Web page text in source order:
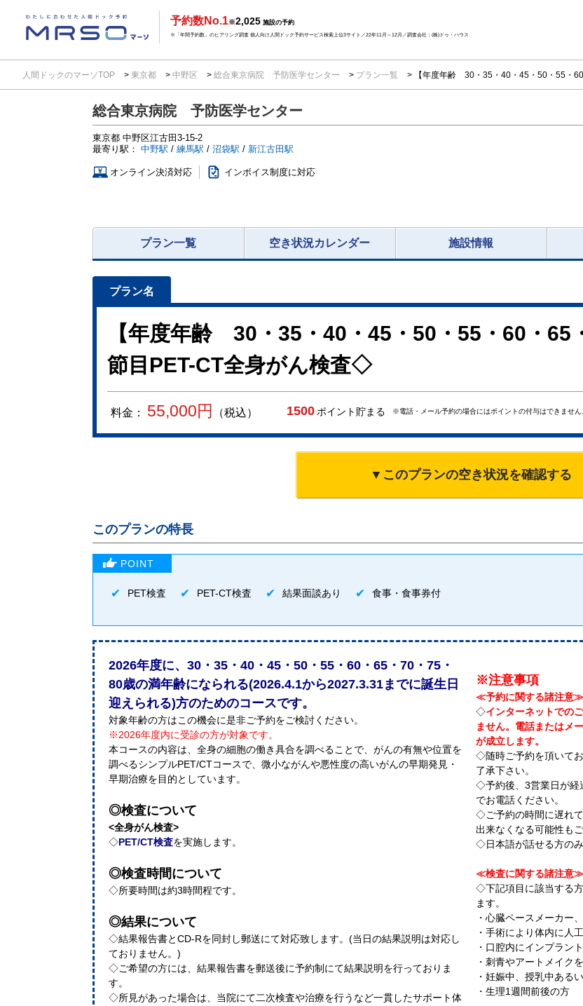
予約数No.1※2,025 施設の予約
※「年間予約数」のヒアリング調査 個人向け人間ドック予約サービス検索上位3サイト／22年11月～12月／調査会社：(株)ドゥ・ハウス
人間ドックのマーソTOP 東京都 中野区 総合東京病院 予防医学センター プラン一覧 【年度年齢 30・35・40・45・50・55・
総合東京病院 予防医学センター
東京都 中野区江古田3-15-2
最寄り駅： 中野駅 / 練馬駅 / 沼袋駅 / 新江古田駅
オンライン決済対応 インボイス制度に対応
プラン一覧 空き状況カレンダー 施設情報
【年度年齢 30・35・40・45・50・55・60・
節目PET-CT全身がん検査◇
料金： 55,000円 （税込） 1500 ポイント貯まる ※電話・メール予約の場合にはポイントの付与はできません
▼このプランの空き状況を確認する
このプランの特長
PET検査 PET-CT検査 結果面談あり 食事・食事券付
2026年度に、30・35・40・45・50・55・60・65・70・75・
80歳の満年齢になられる(2026.4.1から2027.3.31までに誕生日
迎えられる)方のためのコースです。
対象年齢の方はこの機会に是非ご予約をご検討ください。
※2026年度内に受診の方が対象です。
本コースの内容は、全身の細胞の働き具合を調べることで、がんの有無や位置を
調べるシンプルPET/CTコースで、微小ながんや悪性度の高いがんの早期発見・
早期治療を目的としています。
◎検査について
<全身がん検査>
◇PET/CT検査を実施します。
◎検査時間について
◇所要時間は約3時間程です。
◎結果について
◇結果報告書とCD-Rを同封し郵送にて対応致します。(当日の結果説明は対応し
ておりません。)
◇ご希望の方には、結果報告書を郵送後に予約制にて結果説明を行っておりま
す。
◇所見があった場合は、当院にて二次検査や治療を行うなど一貫したサポート体
※注意事項
≪予約に関する諸注意≫
◇インターネットでの
ません。電話またはメ
が成立します。
◇随時ご予約を頂いて
了承下さい。
◇予約後、3営業日が経
でお電話ください。
◇ご予約の時間に遅れ
出来なくなる可能性も
◇日本語が話せる方の
≪検査に関する諸注意≫
◇下記項目に該当する
ます。
・心臓ペースメーカー
・手術により体内に人
・口腔内にインプラン
・刺青やアートメイク
・妊娠中、授乳中ある
・生理1週間前後の方